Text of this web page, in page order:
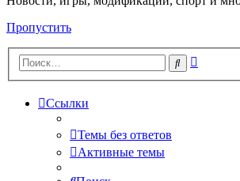
Пропустить
Поиск
Ссылки
Темы без ответов
Активные темы